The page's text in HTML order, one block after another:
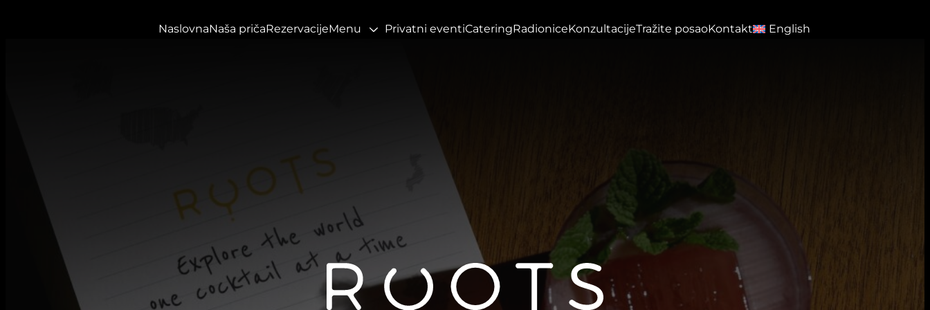
NaslovnaNaša pričaRezervacijeMenu Privatni eventiCateringRadioniceKonzultacijeTražite posaoKontakt English